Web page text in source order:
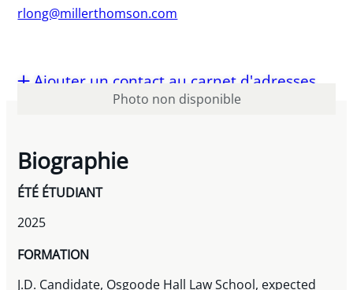
rlong@millerthomson.com
Ajouter un contact au carnet d'adresses
Photo non disponible
Biographie
ÉTÉ ÉTUDIANT
2025
FORMATION
J.D. Candidate, Osgoode Hall Law School, expected